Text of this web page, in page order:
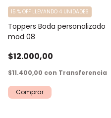
Toppers Boda personalizado
mod 08
$12.000,00
15 % OFF LLEVANDO 4 UNIDADES
$11.400,00 con Transferencia
Comprar